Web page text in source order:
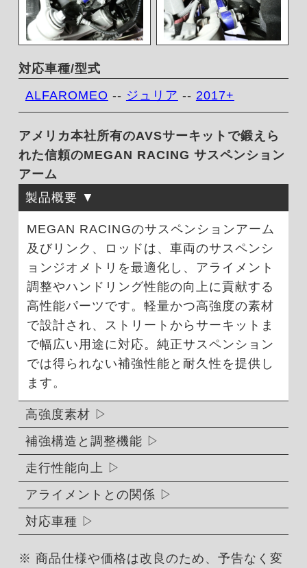
対応車種/型式
ALFAROMEO -- ジュリア -- 2017+
アメリカ本社所有のAVSサーキットで鍛えら
れた信頼のMEGAN RACING サスペンション
アーム
製品概要
MEGAN RACINGのサスペンションアーム
及びリンク、ロッドは、車両のサスペンシ
ョンジオメトリを最適化し、アライメント
調整やハンドリング性能の向上に貢献する
高性能パーツです。軽量かつ高強度の素材
で設計され、ストリートからサーキットま
で幅広い用途に対応。純正サスペンション
では得られない補強性能と耐久性を提供し
ます。
高強度素材
補強構造と調整機能
走行性能向上
アライメントとの関係
対応車種
※ 商品仕様や価格は改良のため、予告なく変